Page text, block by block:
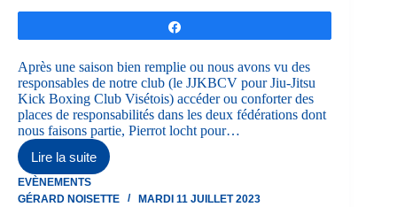
Après une saison bien remplie ou nous avons vu des
responsables de notre club (le JJKBCV pour Jiu-Jitsu
Kick Boxing Club Visétois) accéder ou conforter des
places de responsabilités dans les deux fédérations dont
nous faisons partie, Pierrot locht pour…
Lire la suite
BBQ
du
JJKBCV
EVÈNEMENTS
GÉRARD NOISETTE
MARDI 11 JUILLET 2023